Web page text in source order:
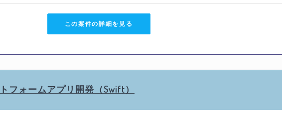
この案件の詳細を見る
フォームアプリ開発（Swift）